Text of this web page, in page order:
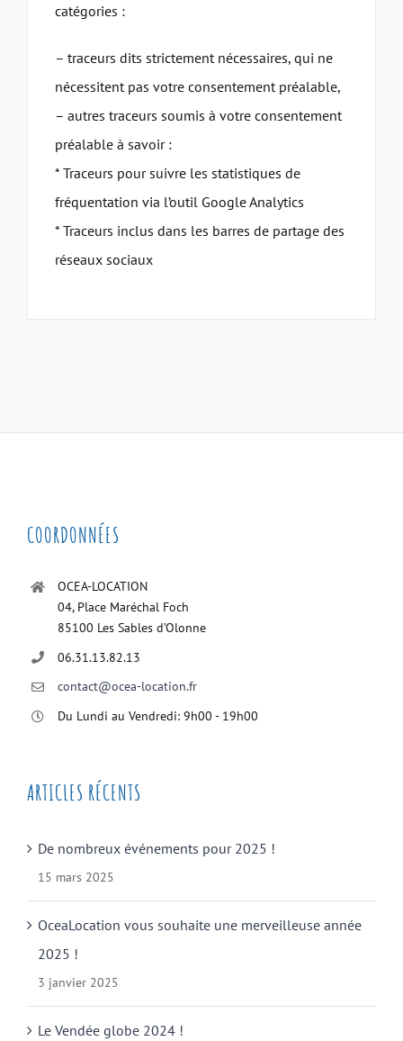
catégories :
– traceurs dits strictement nécessaires, qui ne
nécessitent pas votre consentement préalable,
– autres traceurs soumis à votre consentement
préalable à savoir :
* Traceurs pour suivre les statistiques de
fréquentation via l’outil Google Analytics
* Traceurs inclus dans les barres de partage des
réseaux sociaux
COORDONNÉES
OCEA-LOCATION
04, Place Maréchal Foch
85100 Les Sables d’Olonne
06.31.13.82.13
contact@ocea-location.fr
Du Lundi au Vendredi: 9h00 - 19h00
ARTICLES RÉCENTS
De nombreux événements pour 2025 !
15 mars 2025
OceaLocation vous souhaite une merveilleuse année
2025 !
3 janvier 2025
Le Vendée globe 2024 !